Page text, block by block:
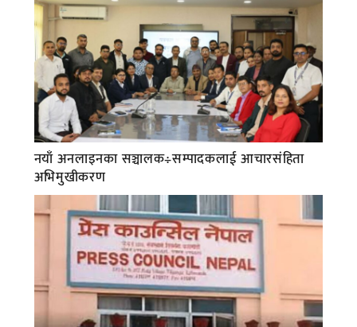
नयाँ अनलाइनका सञ्चालक÷सम्पादकलाई आचारसंहिता
अभिमुखीकरण